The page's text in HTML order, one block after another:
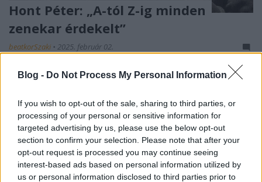
Blog - Do Not Process My Personal Information
If you wish to opt-out of the sale, sharing to third parties, or
processing of your personal or sensitive information for
targeted advertising by us, please use the below opt-out
section to confirm your selection. Please note that after your
opt-out request is processed you may continue seeing
interest-based ads based on personal information utilized by
us or personal information disclosed to third parties prior to
Hont Péter: „A-tól Z-ig minden
zenekar érdekelt”
beatkorSzaki • 2025. február 02.
Hont Péter és Kály-Kullai Károly kezdeményezésére
Könyvtárban az első hazai nyilvános könnyűzenei
gyűjtemény. Hont Péter mesélt nekünk a
legkedvesebb koncertélményeiről, a „vak
vásárlásokról” és azt is elárulta, milyen forrásokból
tudta a saját és a…